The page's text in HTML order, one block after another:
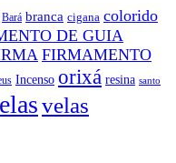
Bará branca cigana colorido
DE GUIA
FIRMAMENTO
Incenso orixá resina santo
velas